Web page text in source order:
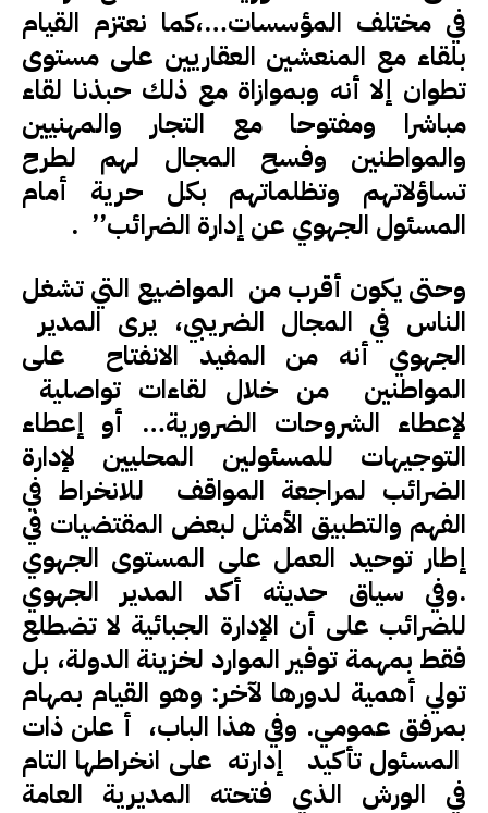
في مختلف المؤسسات…،كما نعتزم القيام
بلقاء مع المنعشين العقاريين على مستوى
تطوان إلا أنه وبموازاة مع ذلك حبذنا لقاء
مباشرا ومفتوحا مع التجار والمهنيين
والمواطنين وفسح المجال لهم لطرح
تساؤلاتهم وتظلماتهم بكل حرية أمام
المسئول الجهوي عن إدارة الضرائب’’ .
وحتى يكون أقرب من المواضيع التي تشغل
الناس في المجال الضريبي، يرى المدير
الجهوي أنه من المفيد الانفتاح على
المواطنين من خلال لقاءات تواصلية
لإعطاء الشروحات الضرورية… أو إعطاء
التوجيهات للمسئولين المحليين لإدارة
الضرائب لمراجعة المواقف للانخراط في
الفهم والتطبيق الأمثل لبعض المقتضيات في
إطار توحيد العمل على المستوى الجهوي
.وفي سياق حديثه أكد المدير الجهوي
للضرائب على أن الإدارة الجبائية لا تضطلع
فقط بمهمة توفير الموارد لخزينة الدولة، بل
تولي أهمية لدورها لآخر: وهو القيام بمهام
بمرفق عمومي. وفي هذا الباب، أ علن ذات
المسئول تأكيد إدارته على انخراطها التام
في الورش الذي فتحته المديرية العامة